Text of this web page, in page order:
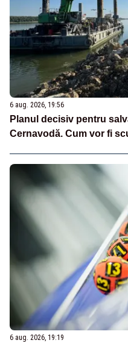
6 aug. 2026, 19:56
Planul decisiv pentru
Cernavodă. Cum vor fi
6 aug. 2026, 19:19